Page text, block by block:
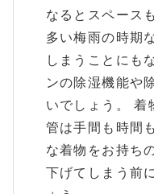
なるとスペース
多い梅雨の時期
しまうことにも
ンの除湿機能や
いでしょう。 着
管は手間も時間
な着物をお持ち
下げてしまう前